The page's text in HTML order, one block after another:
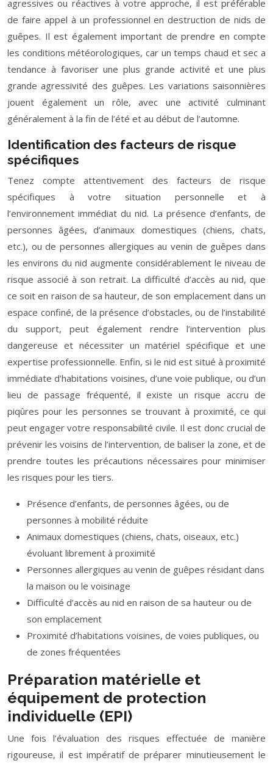
agressives ou réactives à votre approche, il est préférable
de faire appel à un professionnel en destruction de nids de
guêpes. Il est également important de prendre en compte
les conditions météorologiques, car un temps chaud et sec a
tendance à favoriser une plus grande activité et une plus
grande agressivité des guêpes. Les variations saisonnières
jouent également un rôle, avec une activité culminant
généralement à la fin de l’été et au début de l’automne.
Identification des facteurs de risque
spécifiques
Tenez compte attentivement des facteurs de risque
spécifiques à votre situation personnelle et à
l’environnement immédiat du nid. La présence d’enfants, de
personnes âgées, d’animaux domestiques (chiens, chats,
etc.), ou de personnes allergiques au venin de guêpes dans
les environs du nid augmente considérablement le niveau de
risque associé à son retrait. La difficulté d’accès au nid, que
ce soit en raison de sa hauteur, de son emplacement dans un
espace confiné, de la présence d’obstacles, ou de l’instabilité
du support, peut également rendre l’intervention plus
dangereuse et nécessiter un matériel spécifique et une
expertise professionnelle. Enfin, si le nid est situé à proximité
immédiate d’habitations voisines, d’une voie publique, ou d’un
lieu de passage fréquenté, il existe un risque accru de
piqûres pour les personnes se trouvant à proximité, ce qui
peut engager votre responsabilité civile. Il est donc crucial de
prévenir les voisins de l’intervention, de baliser la zone, et de
prendre toutes les précautions nécessaires pour minimiser
les risques pour les tiers.
Présence d’enfants, de personnes âgées, ou de
personnes à mobilité réduite
Animaux domestiques (chiens, chats, oiseaux, etc.)
évoluant librement à proximité
Personnes allergiques au venin de guêpes résidant dans
la maison ou le voisinage
Difficulté d’accès au nid en raison de sa hauteur ou de
son emplacement
Proximité d’habitations voisines, de voies publiques, ou
de zones fréquentées
Préparation matérielle et
équipement de protection
individuelle (EPI)
Une fois l’évaluation des risques effectuée de manière
rigoureuse, il est impératif de préparer minutieusement le